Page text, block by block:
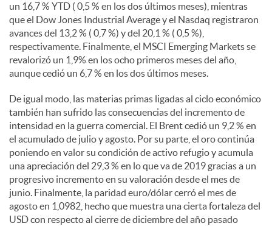
un 16,7 % YTD ( 0,5 % en los dos últimos meses), mientras
que el Dow Jones Industrial Average y el Nasdaq registraron
avances del 13,2 % ( 0,7 %) y del 20,1 % ( 0,5 %),
respectivamente. Finalmente, el MSCI Emerging Markets se
revalorizó un 1,9% en los ocho primeros meses del año,
aunque cedió un 6,7 % en los dos últimos meses.
De igual modo, las materias primas ligadas al ciclo económico
también han sufrido las consecuencias del incremento de
intensidad en la guerra comercial. El Brent cedió un 9,2 % en
el acumulado de julio y agosto. Por su parte, el oro continúa
poniendo en valor su condición de activo refugio y acumula
una apreciación del 29,3 % en lo que va de 2019 gracias a un
progresivo incremento en su valoración desde el mes de
junio. Finalmente, la paridad euro/dólar cerró el mes de
agosto en 1,0982, hecho que muestra una cierta fortaleza del
USD con respecto al cierre de diciembre del año pasado